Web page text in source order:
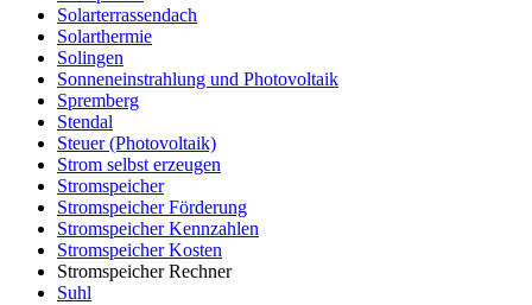
Solarterrassendach
Solarthermie
Solingen
Sonneneinstrahlung und Photovoltaik
Spremberg
Stendal
Steuer (Photovoltaik)
Strom selbst erzeugen
Stromspeicher
Stromspeicher Förderung
Stromspeicher Kennzahlen
Stromspeicher Kosten
Stromspeicher Rechner
Suhl